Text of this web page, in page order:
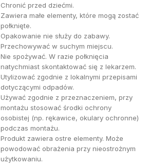
Chronić przed dziećmi.
Zawiera małe elementy, które mogą zostać
połknięte.
Opakowanie nie służy do zabawy.
Przechowywać w suchym miejscu.
Nie spożywać. W razie połknięcia
natychmiast skontaktować się z lekarzem.
Utylizować zgodnie z lokalnymi przepisami
dotyczącymi odpadów.
Używać zgodnie z przeznaczeniem, przy
montażu stosować środki ochrony
osobistej (np. rękawice, okulary ochronne)
podczas montażu.
Produkt zawiera ostre elementy. Może
powodować obrażenia przy nieostrożnym
użytkowaniu.